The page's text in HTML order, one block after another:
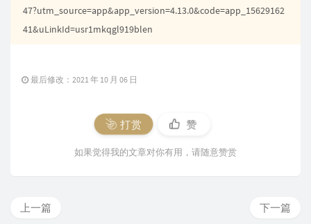
47?utm_source=app&app_version=4.13.0&code=app_15629162
41&uLinkId=usr1mkqgl919blen
最后修改：2021 年 10 月 06 日
打赏 赞
如果觉得我的文章对你有用，请随意赞赏
下一篇
上一篇